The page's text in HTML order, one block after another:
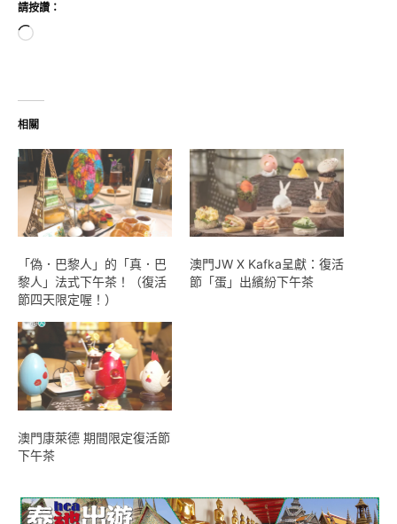
請按讚：
正
入...
相關
「偽．巴黎人」的「真．巴
黎人」法式下午茶！（復活
節四天限定喔！）
澳門JW X Kafka呈獻：復活
節「蛋」出繽紛下午茶
澳門康萊德 期間限定復活節
下午茶